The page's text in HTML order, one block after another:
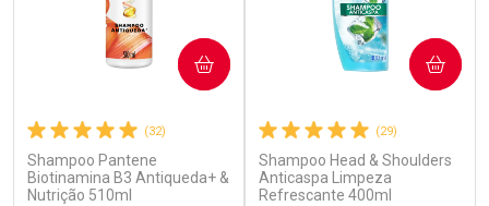
(32)
Shampoo Pantene
Biotinamina B3 Antiqueda+ &
Nutrição 510ml
COMPRAR
(29)
Shampoo Head & Shoulders
Anticaspa Limpeza
Refrescante 400ml
COMPRAR